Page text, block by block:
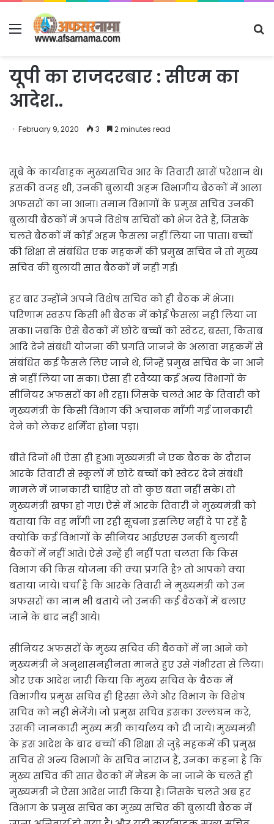
Menu
यूपी का राजदरबार : सीएम का
आदेश..
February 9, 2020 3 2 minutes read
सूबे के कार्यवाहक मुख्यसचिव आर के तिवारी खासें परेशान थे।
इसकी वजह थी, उनकी बुलायी अहम विभागीय बैठकों में आला
अफसरों का ना आना। तमाम विभागों के प्रमुख सचिव उनकी
बुलायी बैठकों में अपने विशेष सचिवों को भेज देते हैं, जिसके
चलते बैठकों में कोई अहम फैसला नहीं लिया जा पाता। बच्चों
की शिक्षा से संबंधित एक महकमें की प्रमुख सचिव ने तो मुख्य
सचिव की बुलायी सात बैठकों में नही गई।
हर बार उन्होंने अपने विशेष सचिव को ही बैठक में भेजा।
परिणाम स्वरूप किसी भी बैठक में कोई फैसला नही लिया जा
सका। जबकि ऐसे बैठकों में छोटे बच्चों को स्वेटर, बस्ता, किताब
आदि देने संबंधी योजना की प्रगति जानने के अलावा महकमें से
संबंधित कई फैसले लिए जाने थे, जिन्हें प्रमुख सचिव के ना आने
से नहीं लिया जा सका। ऐसा ही रवैय्या कई अन्य विभागों के
सीनियर अफसरों का भी रहा। जिसके चलते आर के तिवारी को
मुख्यमंत्री के किसी विभाग की अचानक माँगी गई जानकारी
देने को लेकर शर्मिंदा होना पड़ा।
बीते दिनों भी ऐसा ही हुआ। मुख्यमंत्री ने एक बैठक के दौरान
आरके तिवारी से स्कूलों में छोटे बच्चों को स्वेटर देने संबंधी
मामले में जानकारी चाहिए तो वो कुछ बता नहीं सके। तो
मुख्यमंत्री खफा हो गए। ऐसे में आरके तिवारी ने मुख्यमंत्री को
बताया कि वह माँगी जा रही सूचना इसलिए नहीं दे पा रहें है
क्योकि कई विभागों के सीनियर आईएएस उनकी बुलायी
बैठकों में नहीं आते। ऐसे उन्हें ही नहीं पता चलता कि किस
विभाग की किस योजना की क्या प्रगति है? तो आपको क्या
बताया जाये। चर्चा है कि आरके तिवारी ने मुख्यमंत्री को उन
अफसरों का नाम भी बताये जो उनकी कई बैठकों में बलाए
जाने के बाद नहीं आये।
सीनियर अफसरों के मुख्य सचिव की बैठकों में ना आने को
मुख्यमंत्री ने अनुशासनहीनता मानते हुए उसे गंभीरता से लिया।
और एक आदेश जारी किया कि मुख्य सचिव के बैठक में
विभागीय प्रमुख सचिव ही हिस्सा लेंगे और विभाग के विशेष
सचिव को नही भेजेंगे। जो प्रमुख सचिव इसका उल्लंघन करे,
उसकी जानकारी मुख्य मंत्री कार्यालय को दी जाये। मुख्यमंत्री
के इस आदेश के बाद बच्चों की शिक्षा से जुड़े महकमें की प्रमुख
सचिव से अन्य विभागों के सचिव नाराज हैं, उनका कहना है कि
मुख्य सचिव की सात बैठकों में मैडम के ना जाने के चलते ही
मुख्यमंत्री ने ऐसा आदेश जारी किया है। जिसके चलते अब हर
विभाग के प्रमुख सचिव का मुख्य सचिव की बुलायी बैठक में